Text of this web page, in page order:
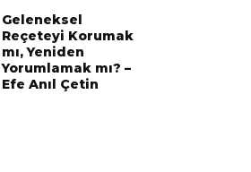
Geleneksel
Reçeteyi Korumak
mı, Yeniden
Yorumlamak mı? –
Efe Anıl Çetin